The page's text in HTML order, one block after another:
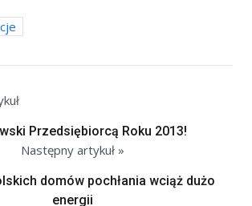
Przedsiębiorcą Roku 2013!
Następny artykuł »
domów pochłania wciąż dużo
energii